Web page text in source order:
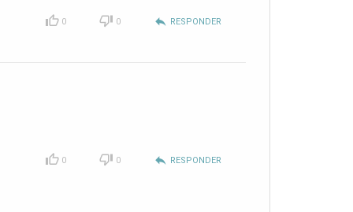
reply RESPONDER
0
0
reply RESPONDER
0
0